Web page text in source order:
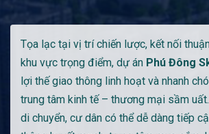
Tọa lạc tại vị trí chiến lược, kết nối
khu vực trọng điểm, dự án Phú Đông
lợi thế giao thông linh hoạt và nhanh
trung tâm kinh tế – thương mại sầm
di chuyển, cư dân có thể dễ dàng tiếp